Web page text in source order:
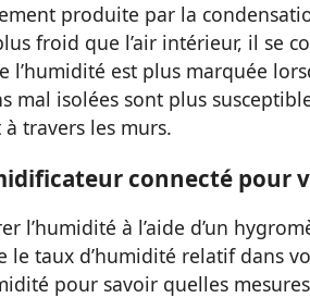
produite par la
froid que l’air intérieur, il se
l’humidité est plus marquée
mal isolées sont plus
travers les murs.
connecté pour
l’humidité à l’aide d’un
le taux d’humidité relatif dans
pour savoir quelles